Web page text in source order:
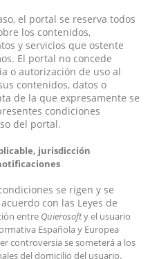
el portal se reserva todos
los contenidos,
y servicios que ostente
El portal no concede
o autorización de uso al
contenidos, datos o
de la que expresamente se
condiciones
del portal.
jurisdicción
se rigen y se
con las Leyes de
entre Quierosofty el usuario
Española y Europea
controversia se someterá a los
del domicilio del usuario.